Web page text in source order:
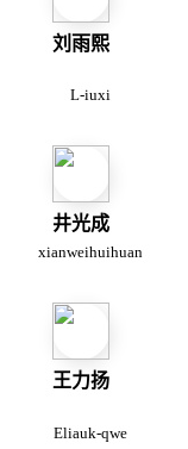
刘雨熙
L-iuxi
井光成
xianweihuihuan
王力扬
Eliauk-qwe